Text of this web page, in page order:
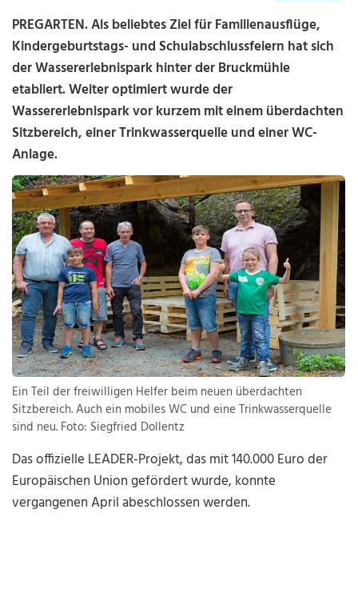
PREGARTEN. Als beliebtes Ziel für Familienausflüge,
Kindergeburtstags- und Schulabschlussfeiern hat sich
der Wassererlebnispark hinter der Bruckmühle
etabliert. Weiter optimiert wurde der
Wassererlebnispark vor kurzem mit einem überdachten
Sitzbereich, einer Trinkwasserquelle und einer WC-
Anlage.
Ein Teil der freiwilligen Helfer beim neuen überdachten
Sitzbereich. Auch ein mobiles WC und eine Trinkwasserquelle
sind neu. Foto: Siegfried Dollentz
Das offizielle LEADER-Projekt, das mit 140.000 Euro der
Europäischen Union gefördert wurde, konnte
vergangenen April abeschlossen werden.